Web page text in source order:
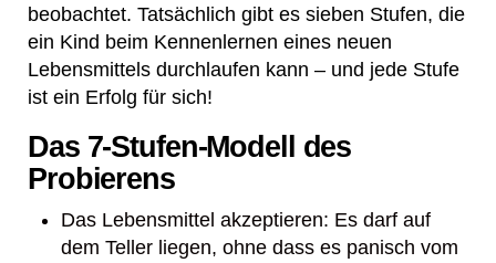
beobachtet. Tatsächlich gibt es sieben Stufen, die
ein Kind beim Kennenlernen eines neuen
Lebensmittels durchlaufen kann – und jede Stufe
ist ein Erfolg für sich!
Das 7-Stufen-Modell des
Probierens
Das Lebensmittel akzeptieren: Es darf auf
dem Teller liegen, ohne dass es panisch vom